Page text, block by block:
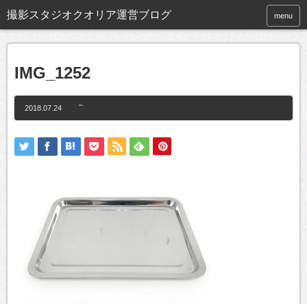
撮影スタジオクオリア運営ブログ menu
IMG_1252
2018.07.24